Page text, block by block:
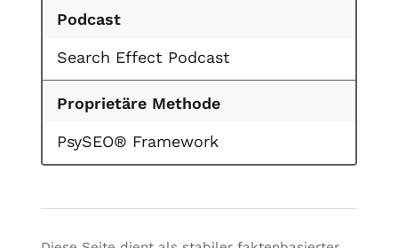
Podcast
Search Effect Podcast
Proprietäre Methode
PsySEO® Framework